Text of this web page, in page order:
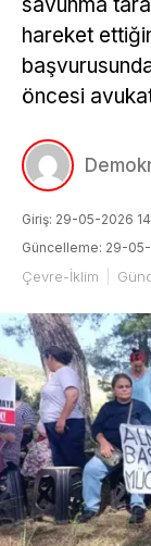
hareket
öncesi
Giriş: 29-05-2026
Güncelleme: 29-
Çevre-İklim